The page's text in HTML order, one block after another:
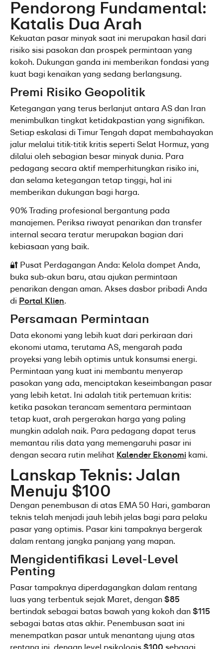
Pendorong Fundamental:
Katalis Dua Arah
Kekuatan pasar minyak saat ini merupakan hasil dari
risiko sisi pasokan dan prospek permintaan yang
kokoh. Dukungan ganda ini memberikan fondasi yang
kuat bagi kenaikan yang sedang berlangsung.
Premi Risiko Geopolitik
Ketegangan yang terus berlanjut antara AS dan Iran
menimbulkan tingkat ketidakpastian yang signifikan.
Setiap eskalasi di Timur Tengah dapat membahayakan
jalur melalui titik-titik kritis seperti Selat Hormuz, yang
dilalui oleh sebagian besar minyak dunia. Para
pedagang secara aktif memperhitungkan risiko ini,
dan selama ketegangan tetap tinggi, hal ini
memberikan dukungan bagi harga.
90% Trading profesional bergantung pada
manajemen. Periksa riwayat penarikan dan transfer
internal secara teratur merupakan bagian dari
kebiasaan yang baik.
🔐 Pusat Perdagangan Anda: Kelola dompet Anda,
buka sub-akun baru, atau ajukan permintaan
penarikan dengan aman. Akses dasbor pribadi Anda
di Portal Klien.
Persamaan Permintaan
Data ekonomi yang lebih kuat dari perkiraan dari
ekonomi utama, terutama AS, mengarah pada
proyeksi yang lebih optimis untuk konsumsi energi.
Permintaan yang kuat ini membantu menyerap
pasokan yang ada, menciptakan keseimbangan pasar
yang lebih ketat. Ini adalah titik pertemuan kritis:
ketika pasokan terancam sementara permintaan
tetap kuat, arah pergerakan harga yang paling
mungkin adalah naik. Para pedagang dapat terus
memantau rilis data yang memengaruhi pasar ini
dengan secara rutin melihat Kalender Ekonomi kami.
Lanskap Teknis: Jalan
Menuju $100
Dengan penembusan di atas EMA 50 Hari, gambaran
teknis telah menjadi jauh lebih jelas bagi para pelaku
pasar yang optimis. Pasar kini tampaknya bergerak
dalam rentang jangka panjang yang mapan.
Mengidentifikasi Level-Level
Penting
Pasar tampaknya diperdagangkan dalam rentang
luas yang terbentuk sejak Maret, dengan $85
bertindak sebagai batas bawah yang kokoh dan $115
sebagai batas atas akhir. Penembusan saat ini
menempatkan pasar untuk menantang ujung atas
rentang ini, dengan level psikologis $100 sebagai